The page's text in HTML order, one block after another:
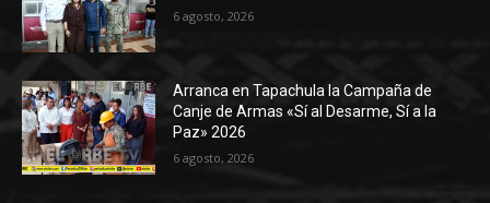
6 agosto, 2026
Arranca en Tapachula la Campaña de
Canje de Armas «Sí al Desarme, Sí a la
Paz» 2026
6 agosto, 2026